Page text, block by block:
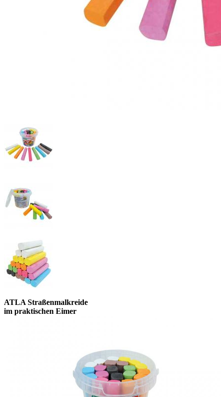
ATLA Straßenmalkreide
im praktischen Eimer